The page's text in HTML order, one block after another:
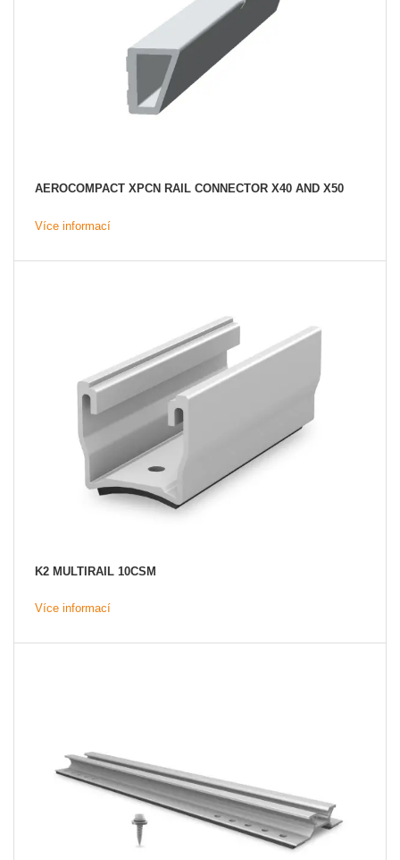
AEROCOMPACT XPCN RAIL CONNECTOR X40 AND X50
Více informací
K2 MULTIRAIL 10CSM
Více informací